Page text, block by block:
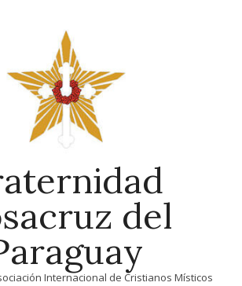
del
Internacional de Cristianos Místicos